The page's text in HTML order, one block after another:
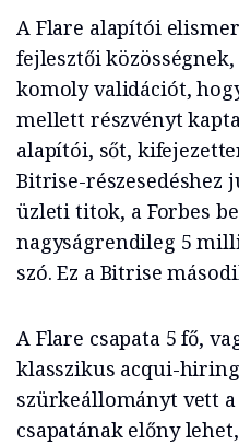
A Flare alapítói
fejlesztői
komoly validációt,
mellett részvényt
alapítói, sőt,
Bitrise-részesedéshez
üzleti titok, a Forbes
nagyságrendileg 5
szó. Ez a Bitrise
A Flare csapata 5 fő,
klasszikus acqui-
szürkeállományt vett
csapatának előny